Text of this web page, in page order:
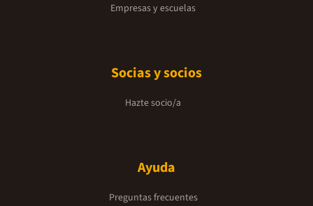
Empresas y escuelas
Socias y socios
Hazte socio/a
Ayuda
Preguntas frecuentes